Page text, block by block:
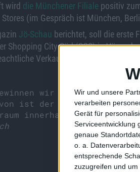
Wir und unsere
verarbeiten
Gerät für
Serviceentwicklung
genaue
o. a.
entsprechende
zuzugreifen und um
wird die Münchener Filiale positiv
Stores (im Gespräch ist München,
Jö-Schau berichtet, soll die erste
Shopping City Süd (SCS) in
Verkaufsfläche frei.
wir ca. 11.000
ist der Computer-
innerhalb